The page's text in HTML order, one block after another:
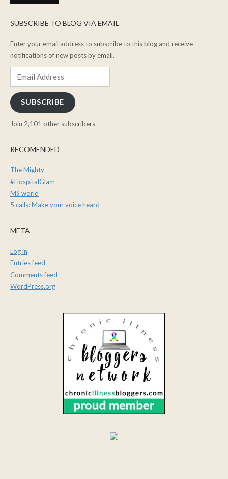
SUBSCRIBE TO BLOG VIA EMAIL
Enter your email address to subscribe to this blog and receive
notifications of new posts by email.
SUBSCRIBE
Join 2,101 other subscribers
RECOMENDED
The Mighty
#HospitalGlam
MS world
5 calls: Make your voice heard
META
Log in
Entries feed
Comments feed
WordPress.org